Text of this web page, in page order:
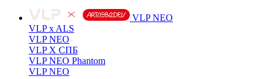
VLP NEO
VLP x ALS
VLP NEO
VLP X СПБ
VLP NEO Phantom
VLP NEO